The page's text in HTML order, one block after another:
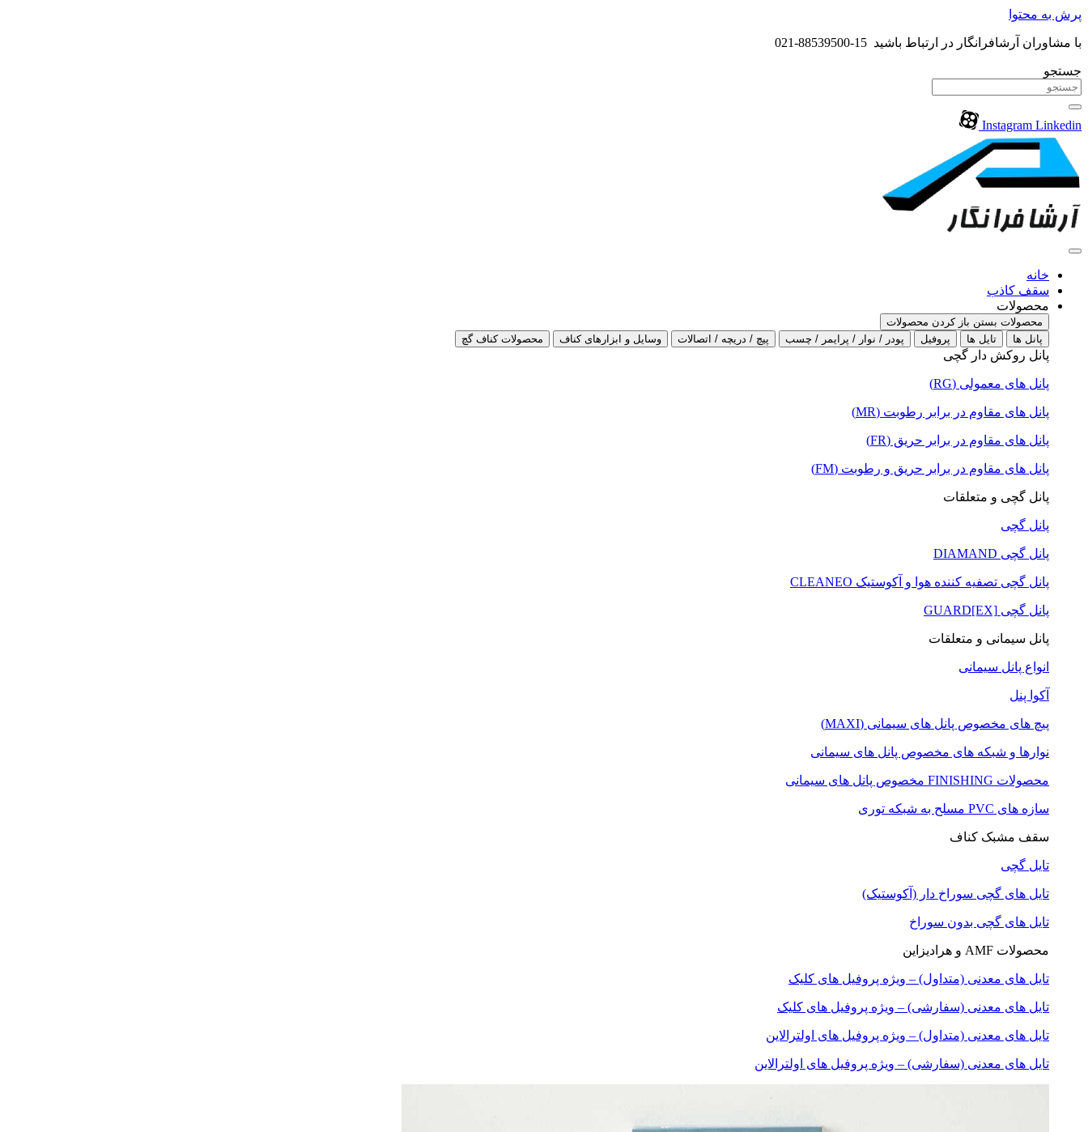
پرش به محتوا
با مشاوران آرشافرانگار در ارتباط باشید 15-88539500-021
جستجو
Instagram Linkedin
خانه
سقف کاذب
محصولات
محصولات بستن باز کردن محصولات
پانل ها
تایل ها پروفیل پودر / نوار / پرایمر / چسب پیچ / دریچه / اتصالات وسایل و ابزارهای کناف محصولات کناف گچ
پانل روکش دار گچی
پانل های معمولی (RG)
پانل های مقاوم در برابر رطوبت (MR)
پانل های مقاوم در برابر حریق (FR)
پانل های مقاوم در برابر حریق و رطوبت (FM)
پانل گچی و متعلقات
پانل گچی
پانل گچی DIAMAND
پانل گچی تصفیه کننده هوا و آکوستیک CLEANEO
پانل گچی GUARD[EX]
پانل سیمانی و متعلقات
انواع پانل سیمانی
آکوا پنل
پیچ های مخصوص پانل های سیمانی (MAXI)
نوارها و شبکه های مخصوص پانل های سیمانی
محصولات FINISHING مخصوص پانل های سیمانی
سازه های PVC مسلح به شبکه توری
سقف مشبک کناف
تایل گچی
تایل های گچی سوراخ دار (آکوستیک)
تایل های گچی بدون سوراخ
محصولات AMF و هرادیزاین
تایل های معدنی (متداول) – ویژه پروفیل های کلیک
تایل های معدنی (سفارشی) – ویژه پروفیل های کلیک
تایل های معدنی (متداول) – ویژه پروفیل های اولترالاین
تایل های معدنی (سفارشی) – ویژه پروفیل های اولترالاین